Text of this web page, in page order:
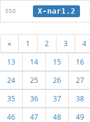
550 X-nar1.2
« 1 2 3 4
13
14 15 16
24
25 26 27
35
36 37 38
46
47 48 49